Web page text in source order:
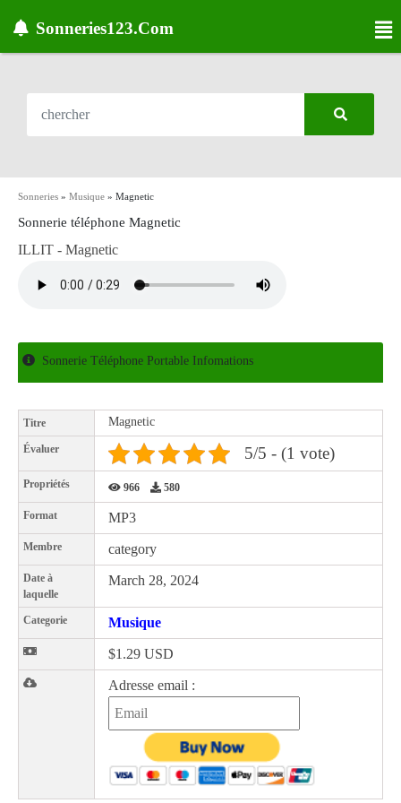
Sonneries123.Com
Sonneries » Musique » Magnetic
Sonnerie téléphone Magnetic
ILLIT - Magnetic
Sonnerie Téléphone Portable Infomations
Titre Magnetic
Évaluer 5/5 - (1 vote)
Propriétés 966 580
Format MP3
Membre category
Date à
laquelle
March 28, 2024
Categorie Musique
$1.29 USD
Adresse email :